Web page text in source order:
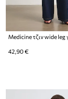
Medicine τζιν wide leg
42,90 €